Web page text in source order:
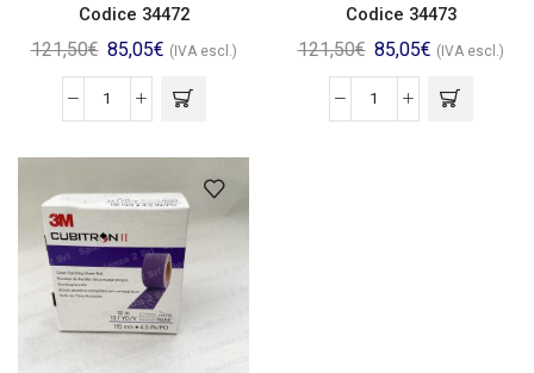
Codice 34472
121,50€ 85,05€ (IVA escl.)
Codice 34473
121,50€ 85,05€ (IVA escl.)